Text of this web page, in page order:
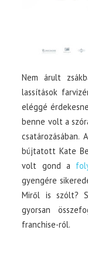
Nem árult
lassítások
eléggé
benne volt a
csatározásában.
bújtatott Kate
volt gond a
gyengére
Miről is szólt?
gyorsan
franchise-ról.